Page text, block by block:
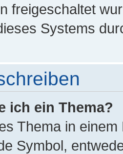
freigeschaltet
Systems
ich ein Thema?
Thema in
Symbol,